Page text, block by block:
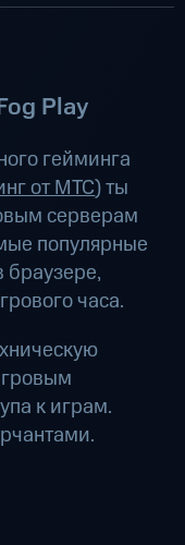
Play
гейминга
от МТС) ты
серверам
популярные
часа.
к играм.